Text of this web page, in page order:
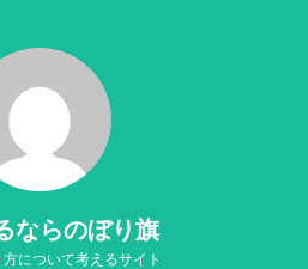
ならのぼり旗
について考えるサイト